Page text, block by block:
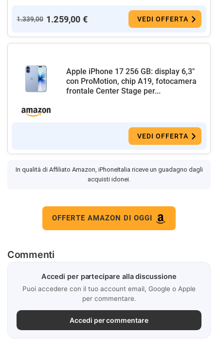
1.339,00 1.259,00 € VEDI OFFERTA
Apple iPhone 17 256 GB: display 6,3"
con ProMotion, chip A19, fotocamera
frontale Center Stage per...
VEDI OFFERTA
In qualità di Affiliato Amazon, iPhoneItalia riceve un guadagno dagli
acquisti idonei.
OFFERTE AMAZON DI OGGI
Commenti
Accedi per partecipare alla discussione
Puoi accedere con il tuo account email, Google o Apple
per commentare.
Accedi per commentare